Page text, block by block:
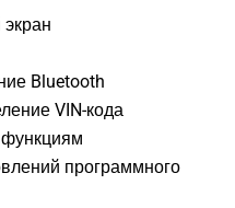
Bluetooth
VIN-кода
программного